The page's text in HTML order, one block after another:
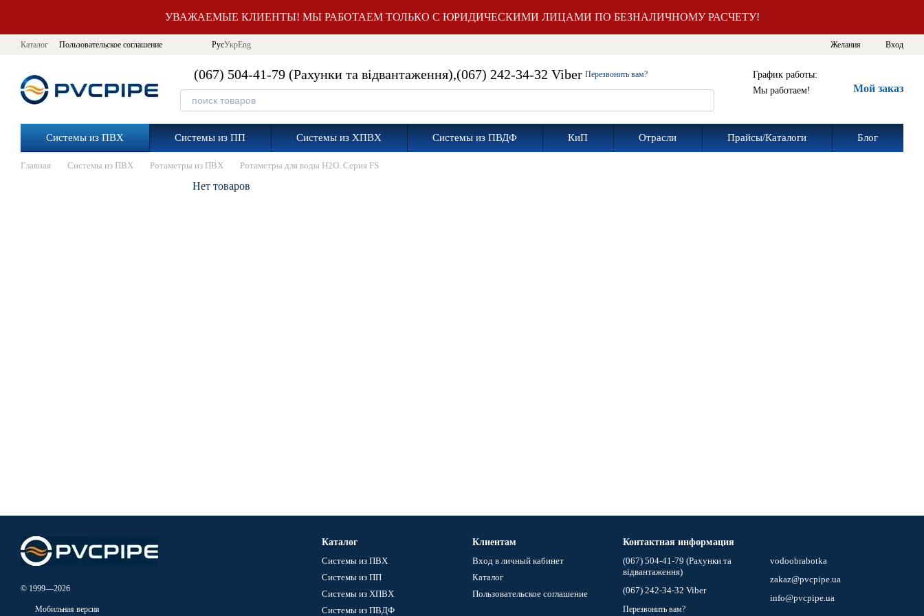
УВАЖАЕМЫЕ КЛИЕНТЫ! МЫ РАБОТАЕМ ТОЛЬКО С ЮРИДИЧЕСКИМИ ЛИЦАМИ ПО БЕЗНАЛИЧНОМУ РАСЧЕТУ!
Каталог Пользовательское соглашение РусУкрEng Желания Вход
(067) 504-41-79 (Рахунки та відвантаження),(067) 242-34-32 Viber Перезвонить вам?
График работы:
Мы работаем!
Мой заказ
Системы из ПВХ Системы из ПП Системы из ХПВХ Системы из ПВДФ КиП Отрасли Прайсы/Каталоги Блог
Главная Системы из ПВХ Ротаметры из ПВХ Ротаметры для воды H2O. Серия FS
Нет товаров
© 1999—2026
Мобильная версия
Каталог
Системы из ПВХ
Системы из ПП
Системы из ХПВХ
Системы из ПВДФ
Клиентам
Вход в личный кабинет
Каталог
Пользовательское соглашение
Контактная информация
(067) 504-41-79 (Рахунки та
відвантаження)
(067) 242-34-32 Viber
Перезвонить вам?
vodoobrabotka
zakaz@pvcpipe.ua
info@pvcpipe.ua